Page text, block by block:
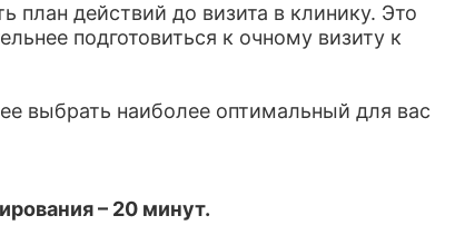
план действий до визита в клинику. Это
подготовиться к очному визиту к
выбрать наиболее оптимальный для вас
– 20 минут.